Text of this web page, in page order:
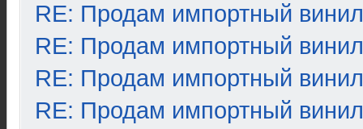
RE: Продам импортный винил
RE: Продам импортный винил
RE: Продам импортный винил
RE: Продам импортный винил